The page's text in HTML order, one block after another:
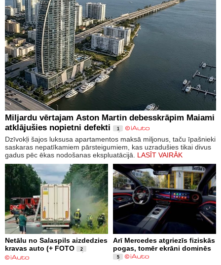
Miljardu vērtajam Aston Martin debesskrāpim Maiami
atklājušies nopietni defekti
1
Dzīvokļi šajos luksusa apartamentos maksā miljonus, taču īpašnieki
saskaras nepatīkamiem pārsteigumiem, kas uzradušies tikai divus
gadus pēc ēkas nodošanas ekspluatācijā. LASĪT VAIRĀK
Netālu no Salaspils aizdedzies
kravas auto (+ FOTO
2
Arī Mercedes atgriezīs fiziskās
pogas, tomēr ekrāni dominēs
5